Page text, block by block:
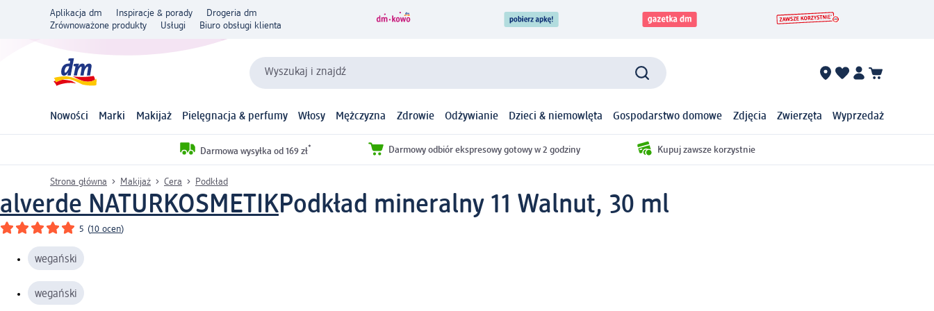
Aplikacja dm Inspiracje & porady
Drogeria dm
Zrównoważone produkty
Usługi Biuro obsługi klienta
Wyszukaj i znajdź
Nowości Marki Makijaż Pielęgnacja & perfumy Włosy Mężczyzna Zdrowie Odżywianie Dzieci & niemowlęta Gospodarstwo domowe Zdjęcia Zwierzęta Wyprzedaż
Darmowa wysyłka od 169 zł* Darmowy odbiór ekspresowy gotowy w 2 godziny Kupuj zawsze korzystnie
Strona główna Makijaż Cera Podkład
alverde NATURKOSMETIKPodkład mineralny 11 Walnut, 30 ml
5 (10 ocen)
wegański
wegański